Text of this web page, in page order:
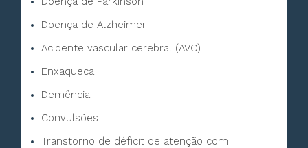
Doença de Alzheimer
Acidente vascular cerebral (AVC)
Enxaqueca
Demência
Convulsões
Transtorno de déficit de atenção com